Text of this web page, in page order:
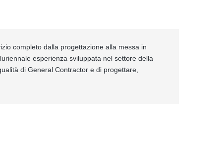
completo dalla progettazione alla messa in
esperienza sviluppata nel settore della
di General Contractor e di progettare,